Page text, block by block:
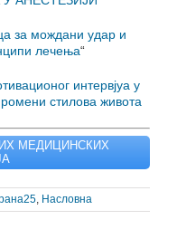
за мождани удар и
лечења“
интервјуа у
стилова живота
МЕДИЦИНСКИХ
Насловна